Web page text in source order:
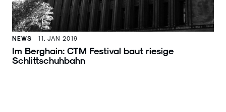
NEWS 11. JAN 2019
Im Berghain: CTM Festival baut riesige
Schlittschuhbahn